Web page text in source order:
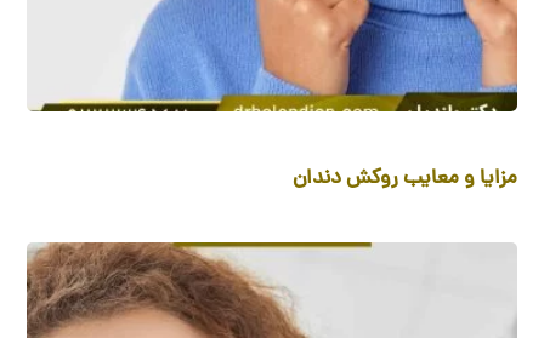
مزایا و معایب روکش دندان